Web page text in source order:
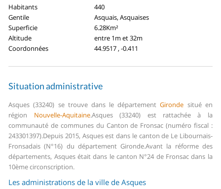
Habitants
440
Gentile
Asquais, Asquaises
Superficie
6.28Km²
Altitude
entre 1m et 32m
Coordonnées
44.9517 , -0.411
Situation administrative
Asques (33240) se trouve dans le départementGironde situé en
région Nouvelle-Aquitaine.Asques (33240) est rattachée à la
communauté de communes du Canton de Fronsac (numéro fiscal :
243301397).Depuis 2015, Asques est dans le canton de Le Libournais-
Fronsadais (N°16) du département Gironde.Avant la réforme des
départements, Asques était dans le canton N°24 de Fronsac dans la
10ème circonscription.
Les administrations de la ville de Asques